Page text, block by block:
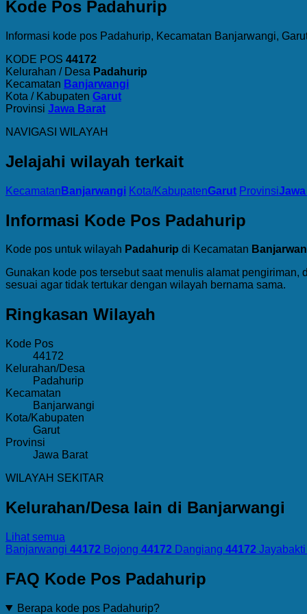
Kode Pos Padahurip
Informasi kode pos Padahurip, Kecamatan Banjarwangi,
KODE POS 44172
Kelurahan / Desa Padahurip
Kecamatan Banjarwangi
Kota / Kabupaten Garut
Provinsi Jawa Barat
NAVIGASI WILAYAH
Jelajahi wilayah terkait
Kecamatan Banjarwangi Kota/KabupatenGarut Provinsi
Informasi Kode Pos Padahurip
Kode pos untuk wilayah Padahurip di Kecamatan
Gunakan kode pos tersebut saat menulis alamat
sesuai agar tidak tertukar dengan wilayah bernama sama.
Ringkasan Wilayah
Kode Pos
44172
Kelurahan/Desa
Padahurip
Kecamatan
Banjarwangi
Kota/Kabupaten
Garut
Provinsi
Jawa Barat
WILAYAH SEKITAR
Kelurahan/Desa lain di Banjarwangi
Lihat semua
Banjarwangi 44172 Bojong 44172 Dangiang 44172 Jayabakti
FAQ Kode Pos Padahurip
Berapa kode pos Padahurip?